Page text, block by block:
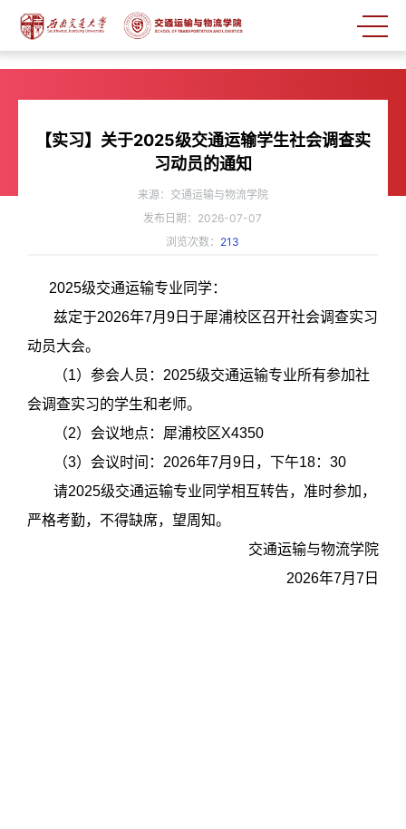
【实习】关于2025级交通运输学生社会调查实
习动员的通知
来源：交通运输与物流学院
发布日期：2026-07-07
浏览次数： 213
2025级交通运输专业同学：
兹定于2026年7月9 日于犀浦校区召开社会调查实习
动员大会。
（1）参会人员： 2025级交通运输专业所有参加社
会调查实习的学生和老师。
（2）会议地点：犀浦校区X4350
（3）会议时间： 2026年7月9 日，下午18：30
请2025级交通运输专业同学相互转告，准时参加，
严格考勤，不得缺席，望周知。
交通运输与物流学院
2026年7月 7日